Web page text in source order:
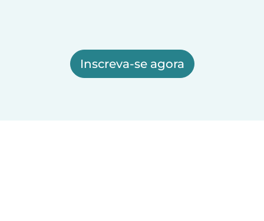
Inscreva-se agora